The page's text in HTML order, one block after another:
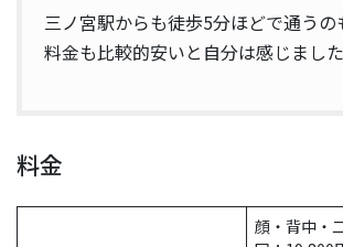
三ノ宮駅からも徒歩5分ほどで通うの
料金も比較的安いと自分は感じました
料金
顔・背中・